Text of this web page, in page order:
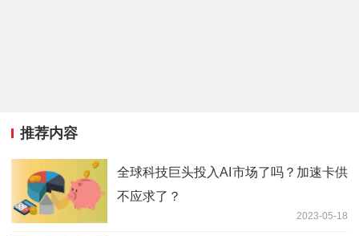
推荐内容
全球科技巨头投入AI市场了吗？加速卡供
不应求了？
2023-05-18